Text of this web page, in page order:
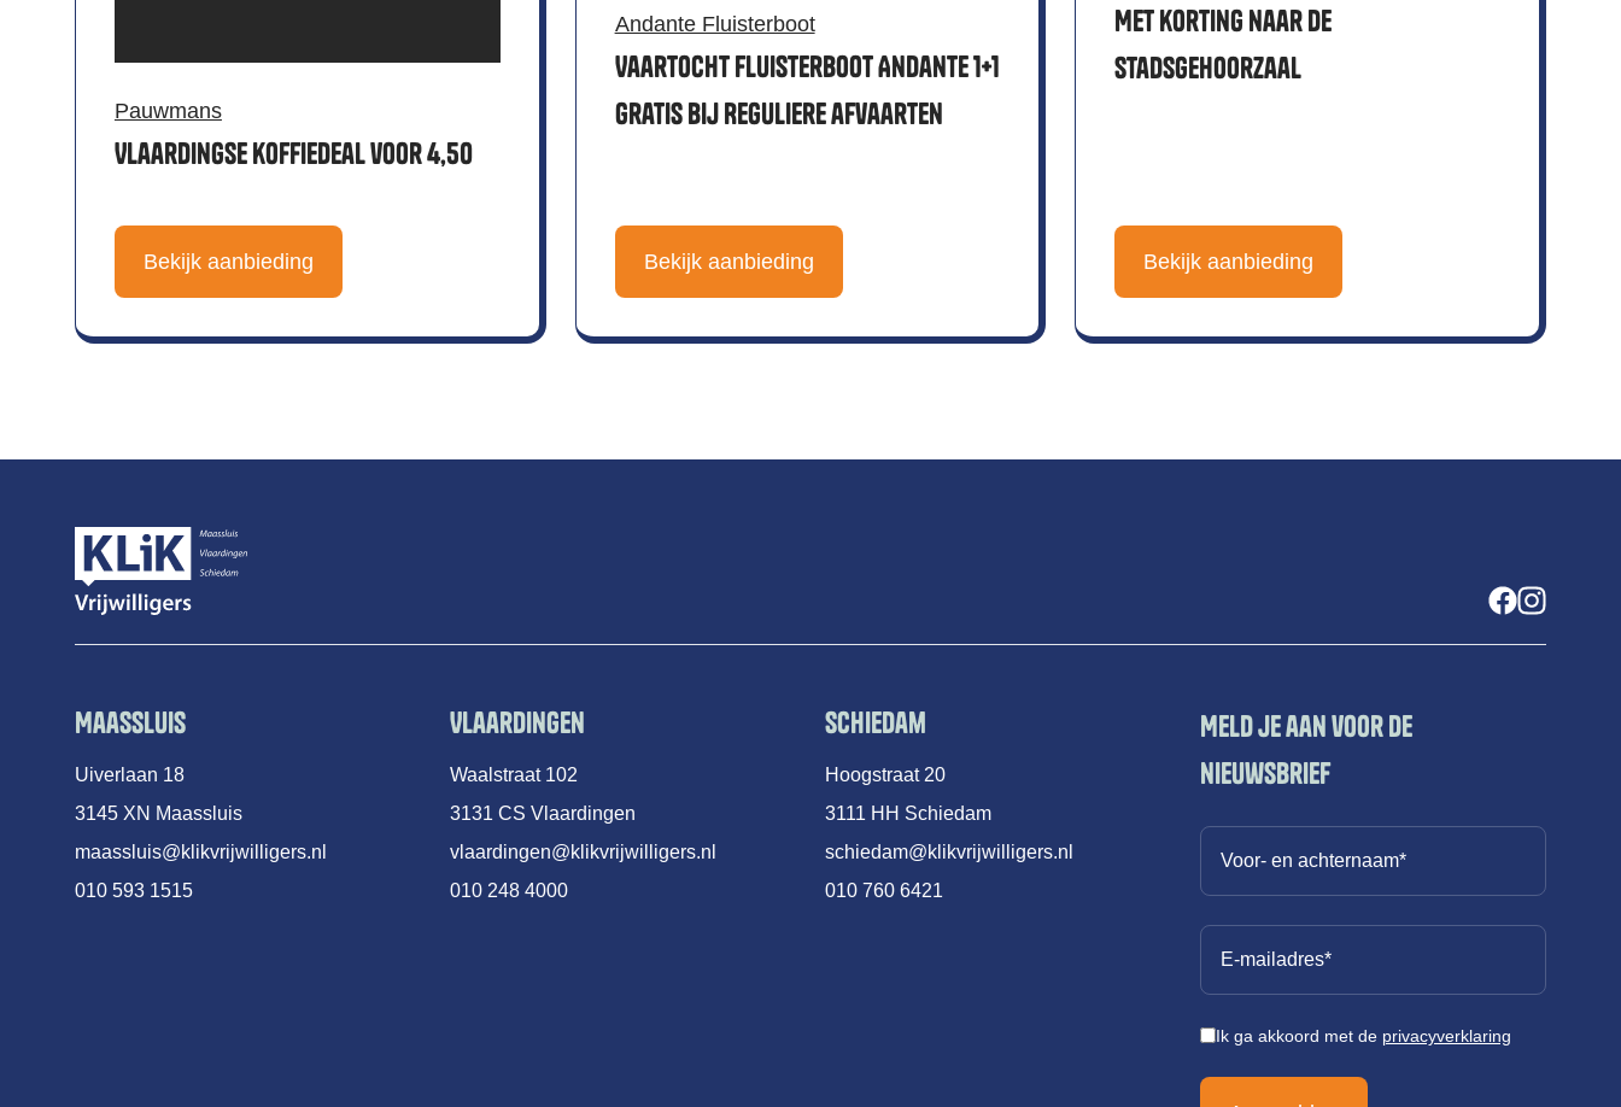
Pauwmans
Vlaardingse koffiedeal voor 4,50
Bekijk aanbieding
Andante Fluisterboot
Vaartocht Fluisterboot Andante 1+1
gratis bij Reguliere afvaarten
Bekijk aanbieding
Met korting naar de
Stadsgehoorzaal
Bekijk aanbieding
Maassluis
Uiverlaan 18
3145 XN Maassluis
maassluis@klikvrijwilligers.nl
010 593 1515
Vlaardingen
Waalstraat 102
3131 CS Vlaardingen
vlaardingen@klikvrijwilligers.nl
010 248 4000
Schiedam
Hoogstraat 20
3111 HH Schiedam
schiedam@klikvrijwilligers.nl
010 760 6421
Meld je aan voor de
nieuwsbrief
Ik ga akkoord met de privacyverklaring